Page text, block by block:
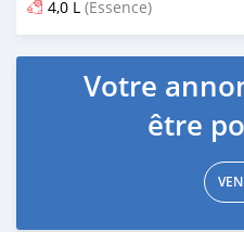
4,0 L (Essence)
Publié il y a environ 4 ans
Votre
être